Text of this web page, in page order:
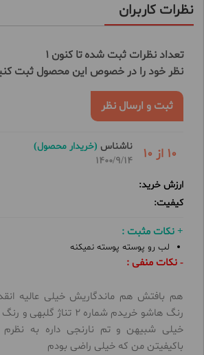
نظرات کاربران
تعداد نظرات ثبت شده تا کنون 1
نظر خود را در خصوص این محصول ثبت
ثبت و ارسال نظر
10 از 10 ناشناس (خریدار محصول)
1400/9/14
ارزش خرید:
کیفیت:
+ نکات مثبت :
لب رو پوسته پوسته نمیکنه
- نکات منفی :
هم بافتش هم ماندگاریش خیلی عالیه
خیلی شبیهن و تم نارنجی داره به نظرم
باکیفیتن من که خیلی راضی بودم